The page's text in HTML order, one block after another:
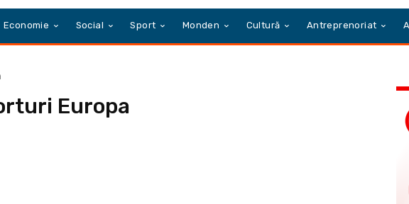
Economie Social Sport Monden Cultură Antreprenoriat
Europa